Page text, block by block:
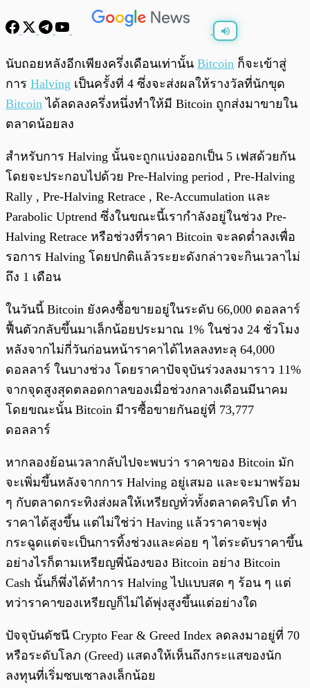
พร้อมเล่น 0:00 0:00
นับถอยหลังอีกเพียงครึ่งเดือนเท่านั้น Bitcoin ก็จะเข้าสู่
การ Halving เป็นครั้งที่ 4 ซึ่งจะส่งผลให้รางวัลที่นักขุด
Bitcoin ได้ลดลงครึ่งหนึ่งทำให้มี Bitcoin ถูกส่งมาขายใน
ตลาดน้อยลง
สำหรับการ Halving นั้นจะถูกแบ่งออกเป็น 5 เฟสด้วยกัน
โดยจะประกอบไปด้วย Pre-Halving period , Pre-Halving
Rally , Pre-Halving Retrace , Re-Accumulation และ
Parabolic Uptrend ซึ่งในขณะนี้เรากำลังอยู่ในช่วง Pre-
Halving Retrace หรือช่วงที่ราคา Bitcoin จะลดต่ำลงเพื่อ
รอการ Halving โดยปกติแล้วระยะดังกล่าวจะกินเวลาไม่
ถึง 1 เดือน
ในวันนี้ Bitcoin ยังคงซื้อขายอยู่ในระดับ 66,000 ดอลลาร์
ฟื้นตัวกลับขึ้นมาเล็กน้อยประมาณ 1% ในช่วง 24 ชั่วโมง
หลังจากไม่กี่วันก่อนหน้าราคาได้ไหลลงทะลุ 64,000
ดอลลาร์ ในบางช่วง โดยราคาปัจจุบันร่วงลงมาราว 11%
จากจุดสูงสุดตลอดกาลของเมื่อช่วงกลางเดือนมีนาคม
โดยขณะนั้น Bitcoin มีารซื้อขายกันอยู่ที่ 73,777
ดอลลาร์
หากลองย้อนเวลากลับไปจะพบว่า ราคาของ Bitcoin มัก
จะเพิ่มขึ้นหลังจากการ Halving อยู่เสมอ และจะมาพร้อม
ๆ กับตลาดกระทิงส่งผลให้เหรียญทั่วทั้งตลาดคริปโต ทำ
ราคาได้สูงขึ้น แต่ไม่ใช่ว่า Having แล้วราคาจะพุ่ง
กระฉูดแต่จะเป็นการทิ้งช่วงและค่อย ๆ ไต่ระดับราคาขึ้น
อย่างไรก็ตามเหรียญพี่น้องของ Bitcoin อย่าง Bitcoin
Cash นั้นก็พึ่งได้ทำการ Halving ไปแบบสด ๆ ร้อน ๆ แต่
ทว่าราคาของเหรียญก็ไม่ได้พุ่งสูงขึ้นแต่อย่างใด
ปัจจุบันดัชนี Crypto Fear & Greed Index ลดลงมาอยู่ที่ 70
หรือระดับโลภ (Greed) แสดงให้เห็นถึงกระแสของนัก
ลงทุนที่เริ่มซบเซาลงเล็กน้อย